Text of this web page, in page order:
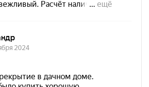
слоя: 3–8 мм.
армирование углов.